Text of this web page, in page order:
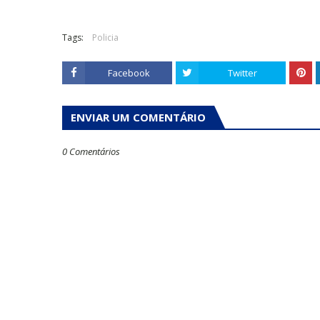
Tags: Policia
Facebook Twitter
ENVIAR UM COMENTÁRIO
0 Comentários